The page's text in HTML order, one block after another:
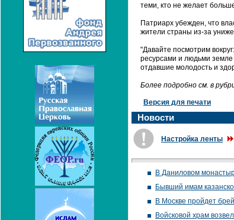
теми, кто не желает
Патриарх убежден, что
жители страны из-за
"Давайте посмотрим
ресурсами и людьми земле
отдавшие молодость и
Более подробно см. в
Версия для печати
Новости
Настройка ленты
В Даниловом
Бывший имам
В Москве пройдет
Войсковой храм